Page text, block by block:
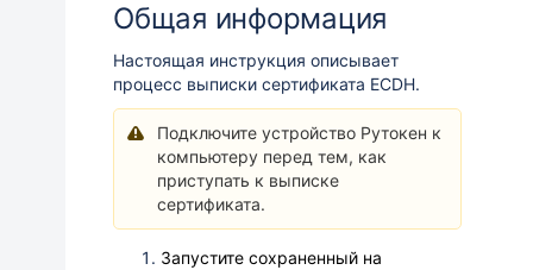
Общая информация
Настоящая инструкция описывает
процесс выписки сертификата ECDH.
Подключите устройство Рутокен к
компьютеру перед тем, как
приступать к выписке
сертификата.
Запустите сохраненный на